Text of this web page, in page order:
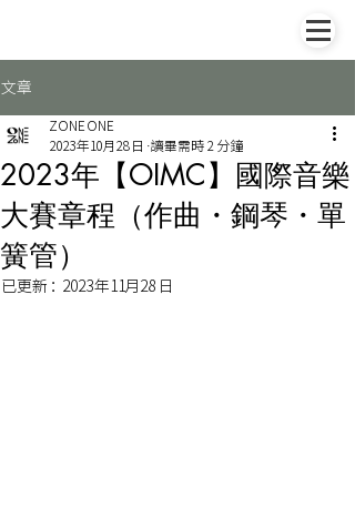
文章
2023年【OIMC】國際音樂
大賽章程（作曲・鋼琴・單
簧管）
ZONE ONE
2023年10月28日
讀畢需時 2 分鐘
已更新： 2023年11月28日